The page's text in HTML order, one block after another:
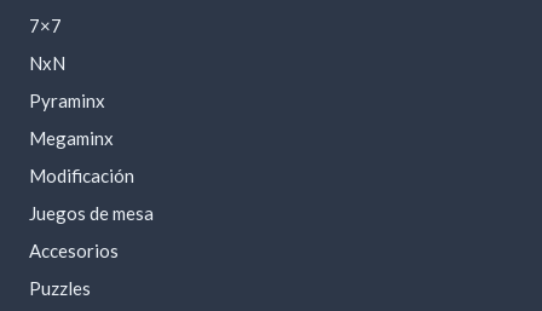
7×7
NxN
Pyraminx
Megaminx
Modificación
Juegos de mesa
Accesorios
Puzzles